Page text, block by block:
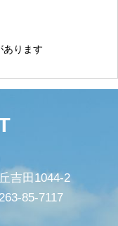
ります
吉田1044-2
85-7117